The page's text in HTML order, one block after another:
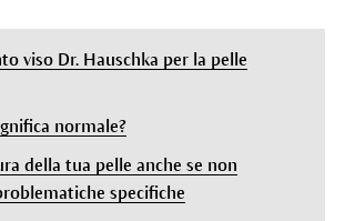
viso Dr. Hauschka per la pelle
normale?
della tua pelle anche se non
specifiche